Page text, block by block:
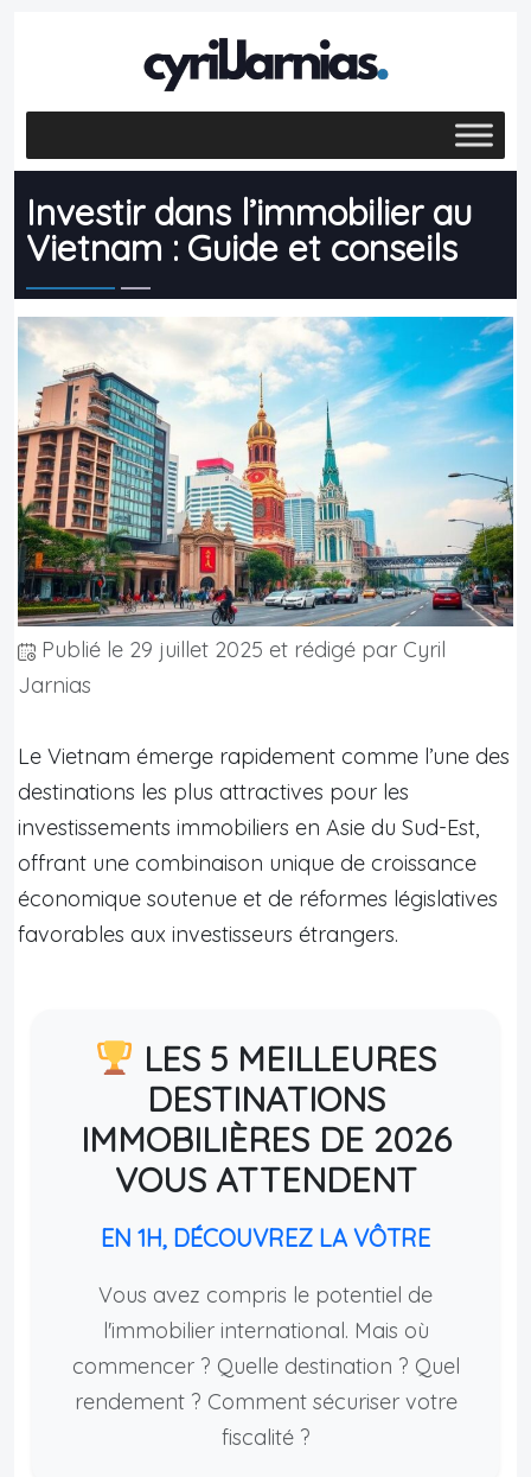
Investir dans l’immobilier au
Vietnam : Guide et conseils
Publié le 29 juillet 2025 et rédigé par Cyril
Jarnias
Le Vietnam émerge rapidement comme l’une des
destinations les plus attractives pour les
investissements immobiliers en Asie du Sud-Est,
offrant une combinaison unique de croissance
économique soutenue et de réformes législatives
favorables aux investisseurs étrangers.
LES 5 MEILLEURES
DESTINATIONS
IMMOBILIÈRES DE 2026
VOUS ATTENDENT
EN 1H, DÉCOUVREZ LA VÔTRE
Vous avez compris le potentiel de
l'immobilier international. Mais où
commencer ? Quelle destination ? Quel
rendement ? Comment sécuriser votre
fiscalité ?